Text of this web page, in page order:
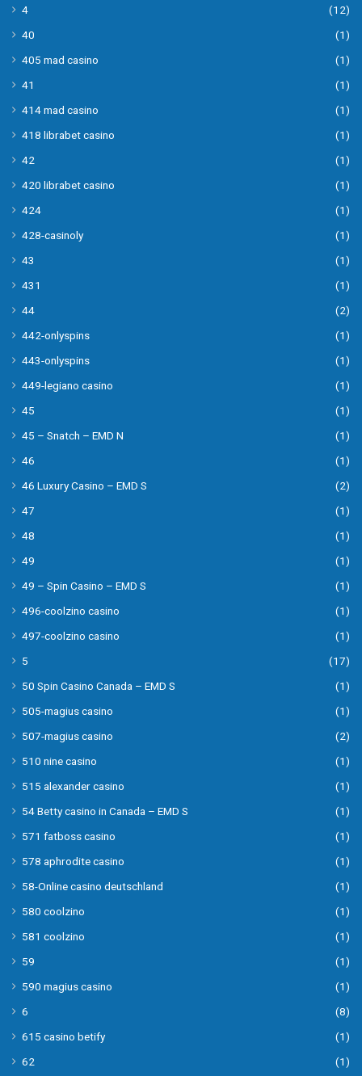
4
(12)
40
(1)
405 mad casino
(1)
41
(1)
414 mad casino
(1)
418 librabet casino
(1)
42
(1)
420 librabet casino
(1)
424
(1)
428-casinoly
(1)
43
(1)
431
(1)
44
(2)
442-onlyspins
(1)
443-onlyspins
(1)
449-legiano casino
(1)
45
(1)
45 – Snatch – EMD N
(1)
46
(1)
46 Luxury Casino – EMD S
(2)
47
(1)
48
(1)
49
(1)
49 – Spin Casino – EMD S
(1)
496-coolzino casino
(1)
497-coolzino casino
(1)
5
(17)
50 Spin Casino Canada – EMD S
(1)
505-magius casino
(1)
507-magius casino
(2)
510 nine casino
(1)
515 alexander casino
(1)
54 Betty casino in Canada – EMD S
(1)
571 fatboss casino
(1)
578 aphrodite casino
(1)
58-Online casino deutschland
(1)
580 coolzino
(1)
581 coolzino
(1)
59
(1)
590 magius casino
(1)
6
(8)
615 casino betify
(1)
62
(1)